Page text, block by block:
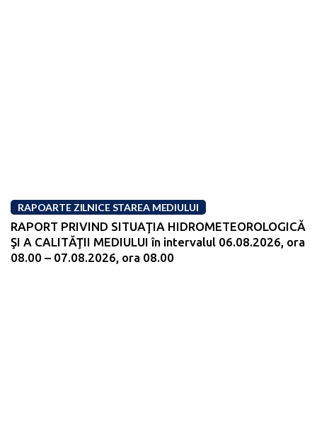
RAPOARTE ZILNICE STAREA MEDIULUI
RAPORT PRIVIND SITUAŢIA HIDROMETEOROLOGICĂ
ŞI A CALITĂŢII MEDIULUI în intervalul 06.08.2026, ora
08.00 – 07.08.2026, ora 08.00